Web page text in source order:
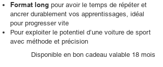
Format long pour avoir le temps de répéter et
ancrer durablement vos apprentissages, idéal
pour progresser vite
Pour exploiter le potentiel d’une voiture de sport
avec méthode et précision
Disponible en bon cadeau valable 18 mois